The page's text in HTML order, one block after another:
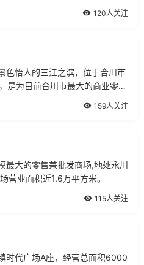
地区品牌云集之地。面对激烈的
120人关注
色怡人的三江之滨，位于合川市
是为目前合川市最大的商业零售
159人关注
最大的零售兼批发商场,地处永川
营业面积近1.6万平方米。
115人关注
时代广场A座，经营总面积6000